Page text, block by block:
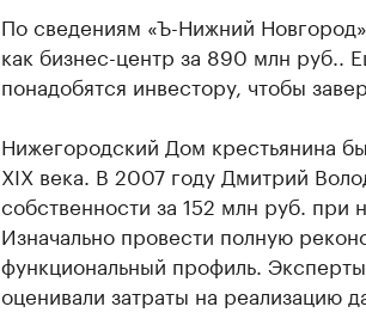
По сведениям ​«Ъ-Нижний
как бизнес-центр за 890 млн руб..
понадобятся инвестору, чтобы
Нижегородский Дом крестьянина
XIX века. В 2007 году Дмитрий
собственности за 152 млн руб. при
Изначально провести полную
функциональный профиль.
оценивали затраты на реализацию